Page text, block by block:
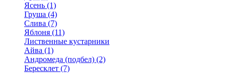
Ясень (1)
Груша (4)
Слива (7)
Яблоня (11)
Лиственные кустарники
Айва (1)
Андромеда (подбел) (2)
Бересклет (7)